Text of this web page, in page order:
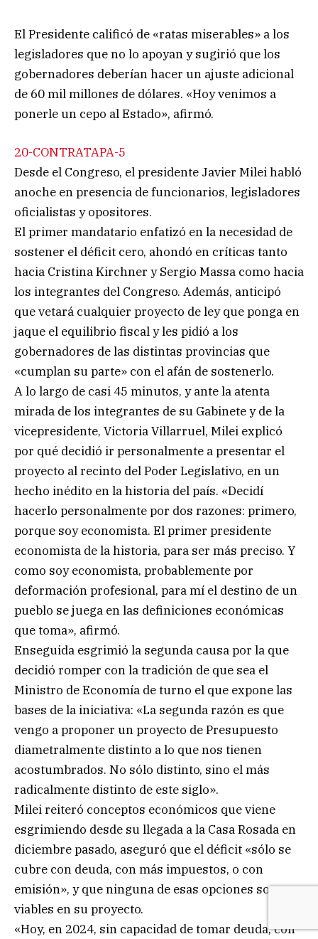
El Presidente calificó de «ratas miserables» a los
legisladores que no lo apoyan y sugirió que los
gobernadores deberían hacer un ajuste adicional
de 60 mil millones de dólares. «Hoy venimos a
ponerle un cepo al Estado», afirmó.
20-CONTRATAPA-5
Desde el Congreso, el presidente Javier Milei habló
anoche en presencia de funcionarios, legisladores
oficialistas y opositores.
El primer mandatario enfatizó en la necesidad de
sostener el déficit cero, ahondó en críticas tanto
hacia Cristina Kirchner y Sergio Massa como hacia
los integrantes del Congreso. Además, anticipó
que vetará cualquier proyecto de ley que ponga en
jaque el equilibrio fiscal y les pidió a los
gobernadores de las distintas provincias que
«cumplan su parte» con el afán de sostenerlo.
A lo largo de casi 45 minutos, y ante la atenta
mirada de los integrantes de su Gabinete y de la
vicepresidente, Victoria Villarruel, Milei explicó
por qué decidió ir personalmente a presentar el
proyecto al recinto del Poder Legislativo, en un
hecho inédito en la historia del país. «Decidí
hacerlo personalmente por dos razones: primero,
porque soy economista. El primer presidente
economista de la historia, para ser más preciso. Y
como soy economista, probablemente por
deformación profesional, para mí el destino de un
pueblo se juega en las definiciones económicas
que toma», afirmó.
Enseguida esgrimió la segunda causa por la que
decidió romper con la tradición de que sea el
Ministro de Economía de turno el que expone las
bases de la iniciativa: «La segunda razón es que
vengo a proponer un proyecto de Presupuesto
diametralmente distinto a lo que nos tienen
acostumbrados. No sólo distinto, sino el más
radicalmente distinto de este siglo».
Milei reiteró conceptos económicos que viene
esgrimiendo desde su llegada a la Casa Rosada en
diciembre pasado, aseguró que el déficit «sólo se
cubre con deuda, con más impuestos, o con
emisión», y que ninguna de esas opciones son
viables en su proyecto.
«Hoy, en 2024, sin capacidad de tomar deuda, con